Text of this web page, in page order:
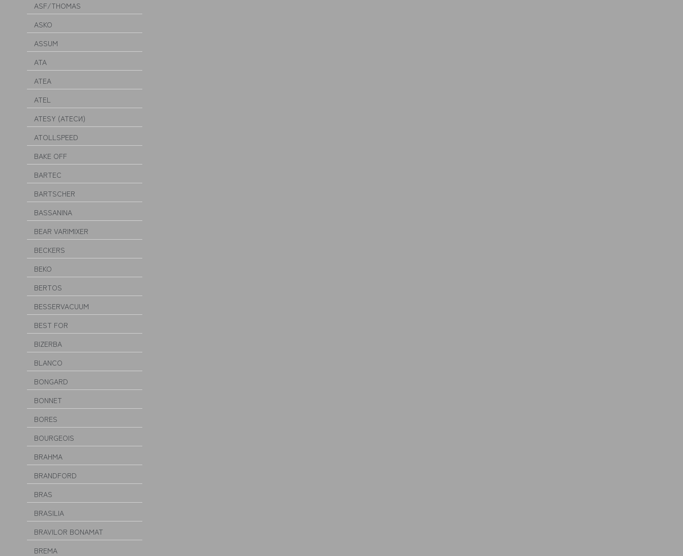
ASF/THOMAS
ASKO
ASSUM
ATA
ATEA
ATEL
ATESY (АТЕСИ)
ATOLLSPEED
BAKE OFF
BARTEC
BARTSCHER
BASSANINA
BEAR VARIMIXER
BECKERS
BEKO
BERTOS
BESSERVACUUM
BEST FOR
BIZERBA
BLANCO
BONGARD
BONNET
BORES
BOURGEOIS
BRAHMA
BRANDFORD
BRAS
BRASILIA
BRAVILOR BONAMAT
BREMA